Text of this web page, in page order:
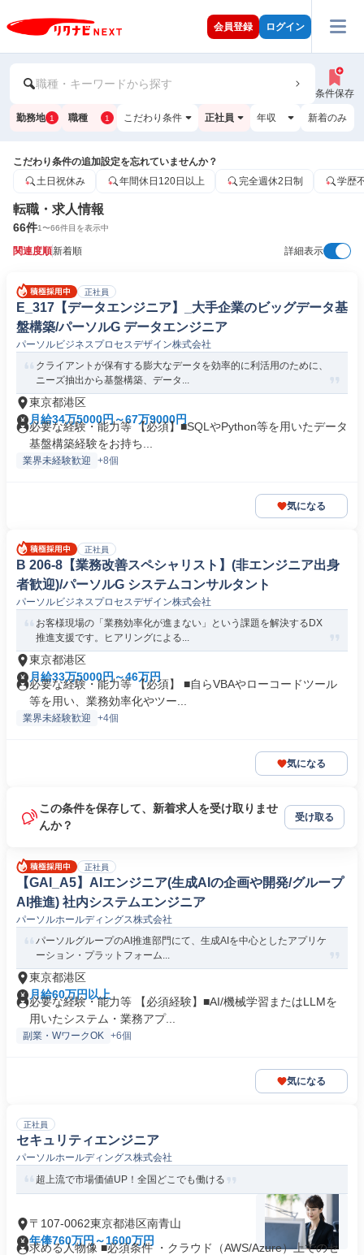
会員登録 ログイン
職種・キーワードから探す
条件保存
勤務地 1 職種 1 こだわり条件 正社員 年収 新着のみ
こだわり条件の追加設定を忘れていませんか？
土日祝休み
年間休日120日以上 完全週休2日制 学歴
転職・求人情報
66件1〜66件目を表示中
関連度順新着順 詳細表示
正社員
E_317【データエンジニア】_大手企業のビッグデータ基
盤構築/パーソルG データエンジニア
パーソルビジネスプロセスデザイン株式会社
クライアントが保有する膨大なデータを効率的に利活用のために、
ニーズ抽出から基盤構築、データ...
東京都港区
月給34万5000円～67万9000円
必要な経験・能力等 【必須】■SQLやPython等を用いたデータ
基盤構築経験をお持ち...
業界未経験歓迎 +8個
気になる
正社員
B 206-8【業務改善スペシャリスト】(非エンジニア出身
者歓迎)/パーソルG システムコンサルタント
パーソルビジネスプロセスデザイン株式会社
お客様現場の「業務効率化が進まない」という課題を解決するDX
推進支援です。ヒアリングによる...
東京都港区
月給33万5000円～46万円
必要な経験・能力等 【必須】 ■自らVBAやローコードツール
等を用い、業務効率化やツー...
業界未経験歓迎 +4個
気になる
この条件を保存して、新着求人を受け取りませ
んか？
受け取る
正社員
【GAI_A5】AIエンジニア(生成AIの企画や開発/グループ
AI推進) 社内システムエンジニア
パーソルホールディングス株式会社
パーソルグループのAI推進部門にて、生成AIを中心としたアプリケ
ーション・プラットフォーム...
東京都港区
月給60万円以上
必要な経験・能力等 【必須経験】■AI/機械学習またはLLMを
用いたシステム・業務アプ...
副業・WワークOK +6個
気になる
正社員
セキュリティエンジニア
パーソルホールディングス株式会社
超上流で市場価値UP！全国どこでも働ける
〒107-0062東京都港区南青山
年俸760万円～1600万円
求める人物像 ■必須条件 ・クラウド（AWS/Azure）上でのセ